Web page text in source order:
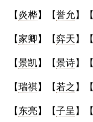
【炎桦】【誉允】【
【家卿】【弈天】【
【景凯】【景诗】【
【瑞祺】【若之 】【
【东亮】【子呈 】【